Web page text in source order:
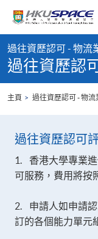
content
content
start
過往資歷認可 - 物流
過往資歷認
主頁 過往資歷認可 - 物流
過往資歷認可
1. 香港大學專業
可服務，費用將按
2. 申請人如申請
訂的各個能力單元